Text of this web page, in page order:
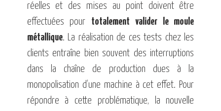
réelles et des mises au point doivent être
effectuées pour totalement valider le moule
métallique. La réalisation de ces tests chez les
clients entraîne bien souvent des interruptions
dans la chaîne de production dues à la
monopolisation d’une machine à cet effet. Pour
répondre à cette problématique, la nouvelle